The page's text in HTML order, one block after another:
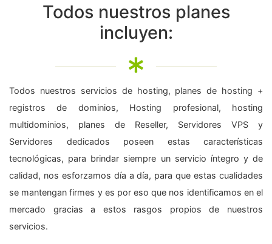
Todos nuestros planes
incluyen:
Todos nuestros servicios de hosting, planes de hosting +
registros de dominios, Hosting profesional, hosting
multidominios, planes de Reseller, Servidores VPS y
Servidores dedicados poseen estas características
tecnológicas, para brindar siempre un servicio íntegro y de
calidad, nos esforzamos día a día, para que estas cualidades
se mantengan firmes y es por eso que nos identificamos en el
mercado gracias a estos rasgos propios de nuestros
servicios.